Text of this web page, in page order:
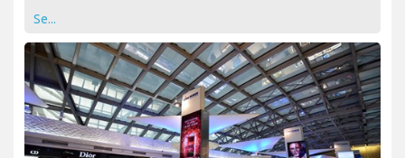
Se...